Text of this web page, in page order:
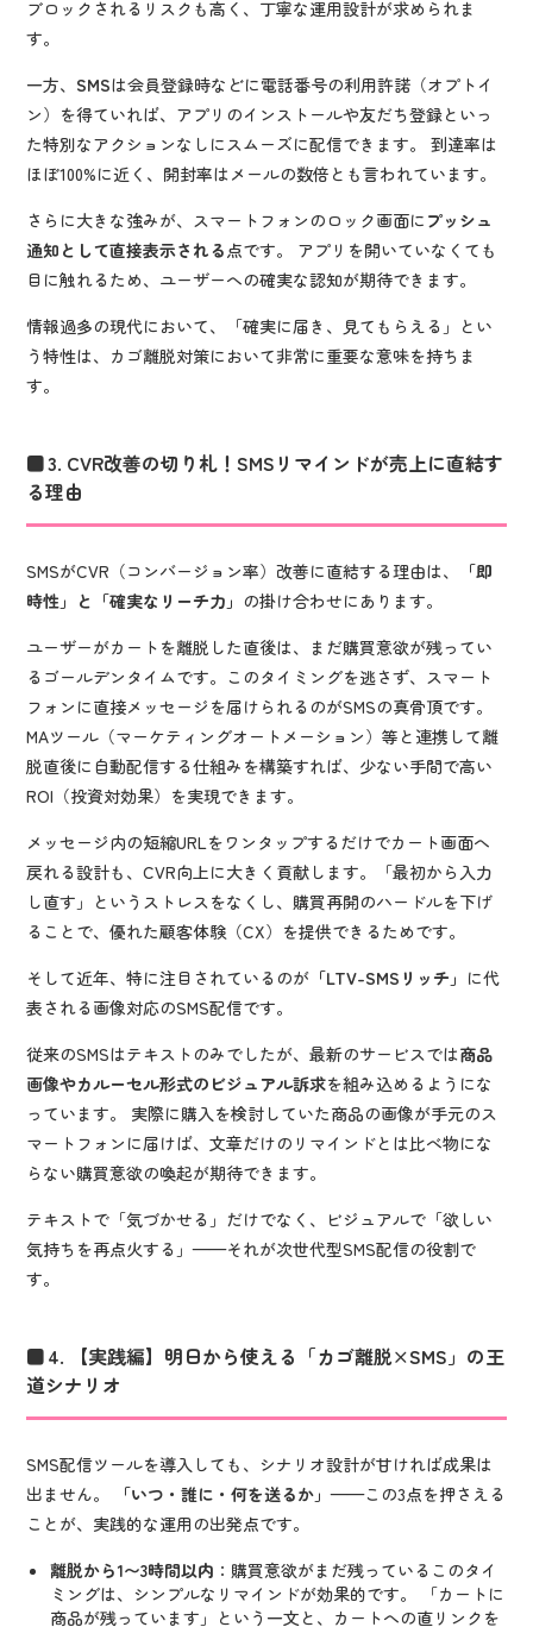
ブロックされるリスクも高く、丁寧な運用設計が求められま
す。
一方、 SMSは会員登録時などに電話番号の利用許諾（オプトイ
ン）を得ていれば、アプリのインストールや友だち登録といっ
た特別なアクションなしにスムーズに配信できます。 到達率は
ほぼ100%に近く、開封率はメールの数倍とも言われています。
さらに大きな強みが、スマートフォンのロック画面に プッシュ
通知として直接表示される点です。 アプリを開いていなくても
目に触れるため、ユーザーへの確実な認知が期待できます。
情報過多の現代において、「確実に届き、見てもらえる」とい
う特性は、カゴ離脱対策において非常に重要な意味を持ちま
す。
3. CVR改善の切り札！SMSリマインドが売上に直結す
る理由
SMSがCVR（コンバージョン率）改善に直結する理由は、
「即
時性」と「確実なリーチ力」 の掛け合わせにあります。
ユーザーがカートを離脱した直後は、まだ購買意欲が残ってい
るゴールデンタイムです。このタイミングを逃さず、スマート
フォンに直接メッセージを届けられるのがSMSの真骨頂です。
MAツール（マーケティングオートメーション）等と連携して離
脱直後に自動配信する仕組みを構築すれば、少ない手間で高い
ROI（投資対効果）を実現できます。
メッセージ内の短縮URLをワンタップするだけでカート画面へ
戻れる設計も、CVR向上に大きく貢献します。「最初から入力
し直す」というストレスをなくし、購買再開のハードルを下げ
ることで、優れた顧客体験（CX）を提供できるためです。
そして近年、特に注目されているのが 「LTV-SMSリッチ」 に代
表される画像対応のSMS配信です。
従来のSMSはテキストのみでしたが、最新のサービスでは商品
画像やカルーセル形式のビジュアル訴求を組み込めるようにな
っています。 実際に購入を検討していた商品の画像が手元のス
マートフォンに届けば、文章だけのリマインドとは比べ物にな
らない購買意欲の喚起が期待できます。
テキストで「気づかせる」だけでなく、ビジュアルで「欲しい
気持ちを再点火する」——それが次世代型SMS配信の役割で
す。
4. 【実践編】明日から使える「カゴ離脱×SMS」の王
道シナリオ
SMS配信ツールを導入しても、シナリオ設計が甘ければ成果は
出ません。
「いつ・誰に・何を送るか」——この3点を押さえる
ことが、実践的な運用の出発点です。
離脱から1〜3時間以内 ：購買意欲がまだ残っているこのタイ
ミングは、シンプルなリマインドが効果的です。 「カートに
商品が残っています」という一文と、カートへの直リンクを